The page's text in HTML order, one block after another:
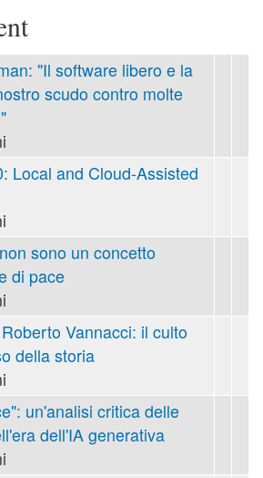
"Il software libero e la
scudo contro molte
Local and Cloud-Assisted
sono un concetto
di pace
Vannacci: il culto
della storia
un'analisi critica delle
dell'IA generativa